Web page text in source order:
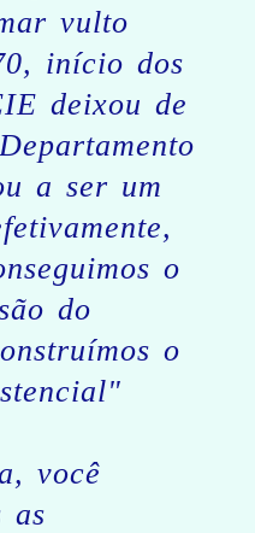
vulto
início dos
deixou de
a ser um
o
do
o
você
as